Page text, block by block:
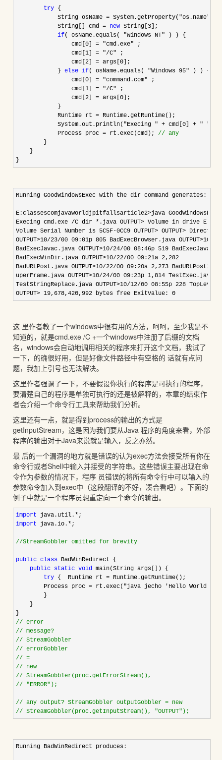
try {
            String osName
= System.getProperty("os.name"
            String[] cmd
= new String[3 ];
if( osName.equals( "Windows NT" ) ) {
                cmd[
0] = "cmd.exe" ;
                cmd[
1] = "/C" ;
                cmd[
2] = args[0 ];
            }
else if( osName.equals( "Windows 95" ) ) {
                cmd[
0] = "command.com" ;
                cmd[
1] = "/C" ;
                cmd[
2] = args[0 ];
            }
            Runtime rt
= Runtime.getRuntime();
            System.out.println(
"Execing " + cmd[0] + " " +
            Process proc
= rt.exec(cmd); // any
        }
    }
}
Running GoodWindowsExec with the dir command generates:
E:classescomjavaworldjpitfallsarticle2>java
Execing cmd.exe /C dir *.java OUTPUT> Volume in drive E
Volume Serial Number is 5C5F-0CC9 OUTPUT> OUTPUT>
OUTPUT>10/23/00 09:01p 805 BadExecBrowser.java
BadExecJavac.java OUTPUT>10/24/00 08:46p 519
BadExecWinDir.java OUTPUT>10/22/00 09:21a 2,282
BadURLPost.java OUTPUT>10/22/00 09:20a 2,273
uperFrame.java OUTPUT>10/24/00 09:23p 1,814 TestExec.java
TestStringReplace.java OUTPUT>10/12/00 08:55p 228
OUTPUT> 19,678,420,992 bytes free ExitValue: 0
这 里作者教了一个windows中很有用的方法，呵呵，至少我是不
知道的，就是cmd.exe /C +一个windows中注册了后缀的文档
名，windows会自动地调用相关的程序来打开这个文档，我试了
一下，的确很好用，但是好像文件路径中有空格的 话就有点问
题，我加上引号也无法解决。
这里作者强调了一下，不要假设你执行的程序是可执行的程序，
要清楚自己的程序是单独可执行的还是被解释的，本章的结束作
者会介绍一个命令行工具来帮助我们分析。
这里还有一点，就是得到process的输出的方式是
getInputStream，这是因为我们要从Java 程序的角度来看，外部
程序的输出对于Java来说就是输入，反之亦然。
最 后的一个漏洞的地方就是错误的认为exec方法会接受所有你在
命令行或者Shell中输入并接受的字符串。这些错误主要出现在命
令作为参数的情况下，程序 员错误的将所有命令行中可以输入的
参数命令加入到exec中（这段翻译的不好，凑合看吧）。下面的
例子中就是一个程序员想重定向一个命令的输出。
import java.util.*
import java.io.* ;
//StreamGobbler omitted for brevity
public class BadWinRedirect {
public static void main(String args[]) {
try {  Runtime rt = Runtime.getRuntime();
        Process proc
= rt.exec("java jecho 'Hello World'
        }
    }
//
//
//
//
//
//
//
// "ERROR");
//
// StreamGobbler(proc.getInputStream(), "OUTPUT");
Running BadWinRedirect produces: